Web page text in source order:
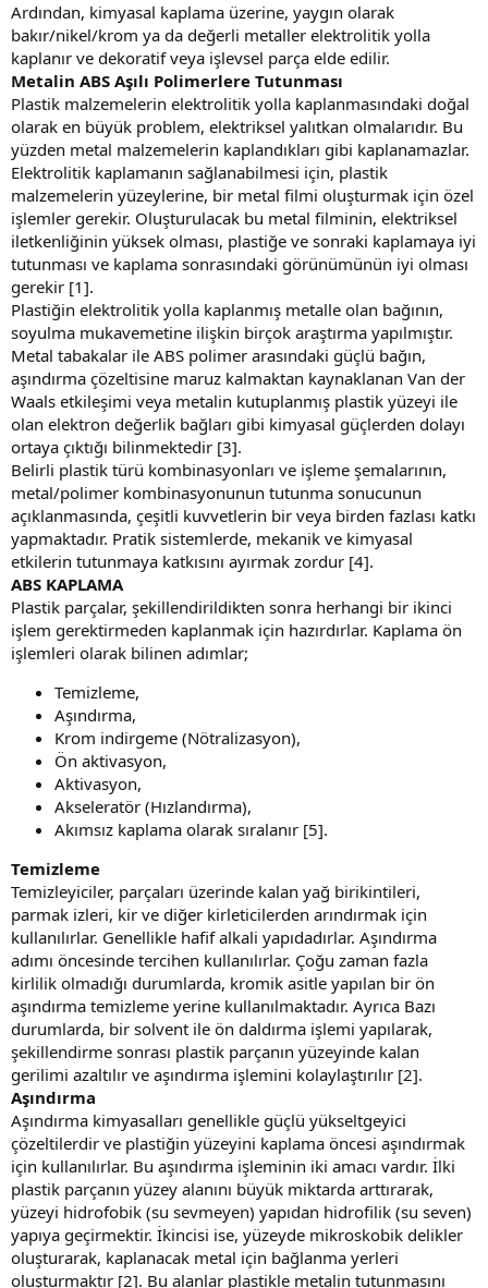
Ardından, kimyasal kaplama üzerine, yaygın olarak
bakır/nikel/krom ya da değerli metaller elektrolitik yolla
kaplanır ve dekoratif veya işlevsel parça elde edilir.
Metalin ABS Aşılı Polimerlere Tutunması
Plastik malzemelerin elektrolitik yolla kaplanmasındaki doğal
olarak en büyük problem, elektriksel yalıtkan olmalarıdır. Bu
yüzden metal malzemelerin kaplandıkları gibi kaplanamazlar.
Elektrolitik kaplamanın sağlanabilmesi için, plastik
malzemelerin yüzeylerine, bir metal filmi oluşturmak için özel
işlemler gerekir. Oluşturulacak bu metal filminin, elektriksel
iletkenliğinin yüksek olması, plastiğe ve sonraki kaplamaya iyi
tutunması ve kaplama sonrasındaki görünümünün iyi olması
gerekir [1].
Plastiğin elektrolitik yolla kaplanmış metalle olan bağının,
soyulma mukavemetine ilişkin birçok araştırma yapılmıştır.
Metal tabakalar ile ABS polimer arasındaki güçlü bağın,
aşındırma çözeltisine maruz kalmaktan kaynaklanan Van der
Waals etkileşimi veya metalin kutuplanmış plastik yüzeyi ile
olan elektron değerlik bağları gibi kimyasal güçlerden dolayı
ortaya çıktığı bilinmektedir [3].
Belirli plastik türü kombinasyonları ve işleme şemalarının,
metal/polimer kombinasyonunun tutunma sonucunun
açıklanmasında, çeşitli kuvvetlerin bir veya birden fazlası katkı
yapmaktadır. Pratik sistemlerde, mekanik ve kimyasal
etkilerin tutunmaya katkısını ayırmak zordur [4].
ABS KAPLAMA
Plastik parçalar, şekillendirildikten sonra herhangi bir ikinci
işlem gerektirmeden kaplanmak için hazırdırlar. Kaplama ön
işlemleri olarak bilinen adımlar;
Temizleme,
Aşındırma,
Krom indirgeme (Nötralizasyon),
Ön aktivasyon,
Aktivasyon,
Akseleratör (Hızlandırma),
Akımsız kaplama olarak sıralanır [5].
Temizleme
Temizleyiciler, parçaları üzerinde kalan yağ birikintileri,
parmak izleri, kir ve diğer kirleticilerden arındırmak için
kullanılırlar. Genellikle hafif alkali yapıdadırlar. Aşındırma
adımı öncesinde tercihen kullanılırlar. Çoğu zaman fazla
kirlilik olmadığı durumlarda, kromik asitle yapılan bir ön
aşındırma temizleme yerine kullanılmaktadır. Ayrıca Bazı
durumlarda, bir solvent ile ön daldırma işlemi yapılarak,
şekillendirme sonrası plastik parçanın yüzeyinde kalan
gerilimi azaltılır ve aşındırma işlemini kolaylaştırılır [2].
Aşındırma
Aşındırma kimyasalları genellikle güçlü yükseltgeyici
çözeltilerdir ve plastiğin yüzeyini kaplama öncesi aşındırmak
için kullanılırlar. Bu aşındırma işleminin iki amacı vardır. İlki
plastik parçanın yüzey alanını büyük miktarda arttırarak,
yüzeyi hidrofobik (su sevmeyen) yapıdan hidrofilik (su seven)
yapıya geçirmektir. İkincisi ise, yüzeyde mikroskobik delikler
oluşturarak, kaplanacak metal için bağlanma yerleri
oluşturmaktır [2]. Bu alanlar plastikle metalin tutunmasını